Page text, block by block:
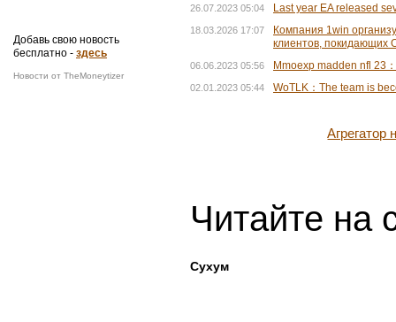
Добавь свою новость
бесплатно - здесь
Новости от TheMoneytizer
26.07.2023 05:04 Last year EA released
18.03.2026 17:07
Компания 1win
клиентов, покидающих
06.06.2023 05:56 Mmoexp madden nfl 23
02.01.2023 05:44 WoTLK：The team is
Читайте на
Сухум